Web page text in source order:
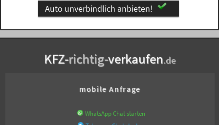
Auto unverbindlich anbieten!
KFZ-richtig-verkaufen.de
mobile Anfrage
WhatsApp Chat starten